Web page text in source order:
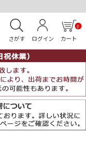
さがす ログイン カート
0